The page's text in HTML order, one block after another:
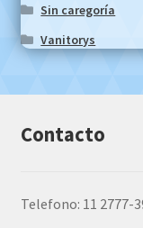
Sin caregoría
Vanitorys
Contacto
Telefono: 11 2777-